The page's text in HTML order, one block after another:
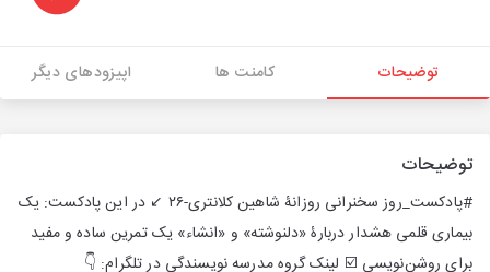
توضیحات کامنت ها اپیزودهای دیگر
توضیحات
#پادکست_روز سخنرانی روزانۀ شاهین کلانتری-۲۶ ↙️ در این پادکست: یک
بیماری قلمی هشدار دربارۀ «دلنوشته» و «انشاء» یک تمرین ساده و مفید
برای روشن‌‌نویسی ☑️ لینک گروه مدرسه نویسندگی در تلگرام: 👇